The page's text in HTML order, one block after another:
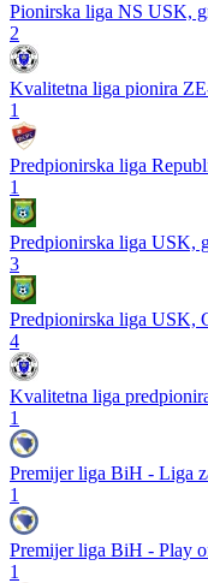
Pionirska liga NS USK,
2
Kvalitetna liga pionira
1
Predpionirska liga
1
Predpionirska liga USK,
3
Predpionirska liga USK,
4
Kvalitetna liga
1
Premijer liga BiH - Liga
1
Premijer liga BiH - Play
1